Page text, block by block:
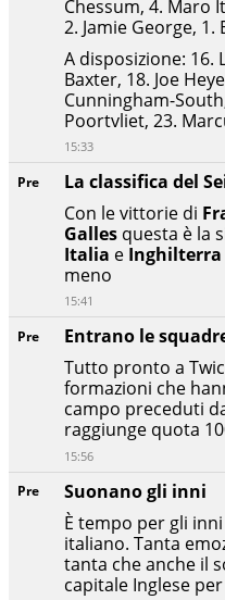
Pre
Suonano gli inni
È tempo per gli
italiano. Tanta
tanta che anche il
capitale Inglese
Pre
Entrano le
Tutto pronto a
formazioni che
campo preceduti
raggiunge quota
15:56
Pre
La classifica del
Con le vittorie di
Galles questa è la
Italia e Inghilterra
meno
15:41
Chessum, 4. Maro
2. Jamie George, 1.
A disposizione: 16.
Baxter, 18. Joe
Cunningham-South
Poortvliet, 23.
15:33